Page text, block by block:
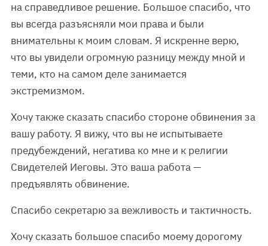
на справедливое решение. Большое спасибо, что
вы всегда разъясняли мои права и были
внимательны к моим словам. Я искренне верю,
что вы увидели огромную разницу между мной и
теми, кто на самом деле занимается
экстремизмом.
Хочу также сказать спасибо стороне обвинения за
вашу работу. Я вижу, что вы не испытываете
предубеждений, негатива ко мне и к религии
Свидетелей Иеговы. Это ваша работа —
предъявлять обвинение.
Спасибо секретарю за вежливость и тактичность.
Хочу сказать большое спасибо моему дорогому